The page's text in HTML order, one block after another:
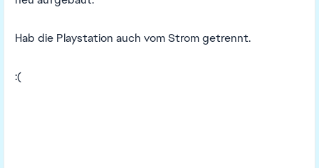
Hab die Playstation auch vom Strom getrennt.
:(